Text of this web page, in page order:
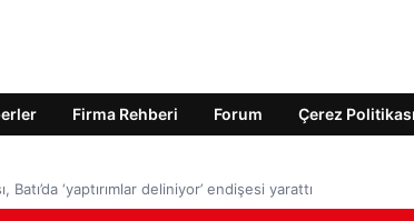
Firma Rehberi Forum Çerez Politikası
Batı’da ‘yaptırımlar deliniyor’ endişesi yarattı